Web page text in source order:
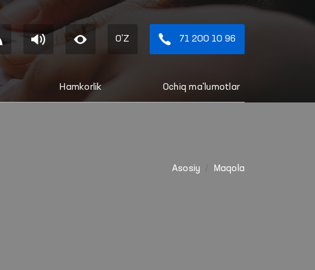
O'Z 71 200 10 96
Hamkorlik Ochiq ma'lumotlar
Asosiy Maqola